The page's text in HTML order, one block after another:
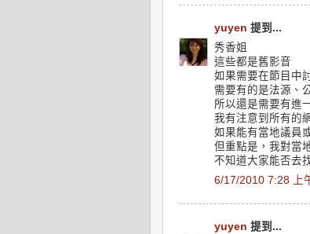
yuyen 提到...
秀香姐
這些都是舊影音
如果需要在節目中
需要有的是法源、
所以還是需要有進
我有注意到所有的
如果能有當地議員
但重點是，我對當
不知道大家能否去
6/17/2010 7:28 上
yuyen 提到...